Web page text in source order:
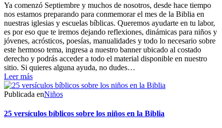
Ya comenzó Septiembre y muchos de nosotros, desde hace tiempo
nos estamos preparando para conmemorar el mes de la Biblia en
nuestras iglesias y escuelas bíblicas. Queremos ayudarte en tu labor,
es por eso que te iremos dejando reflexiones, dinámicas para niños y
jóvenes, acrósticos, poesías, manualidades y todo lo necesario sobre
este hermoso tema, ingresa a nuestro banner ubicado al costado
derecho y podrás acceder a todo el material disponible en nuestro
sitio. Si quieres alguna ayuda, no dudes…
Leer más
Publicada enNiños
25 versículos bíblicos sobre los niños en la Biblia